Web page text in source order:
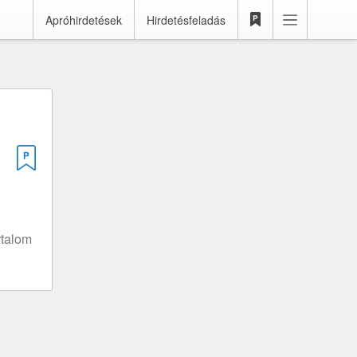
Apróhirdetések Hirdetésfeladás